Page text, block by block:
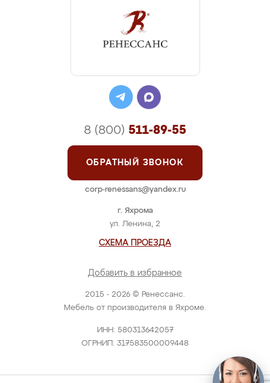
2015 - 2026 © Ренессанс.
Мебель от производителя в Яхроме.
ИНН: 580313642057
ОГРНИП: 317583500009448
г. Яхрома
ул. Ленина, 2
СХЕМА ПРОЕЗДА
Добавить в избранное
8 (800) 511-89-55
ОБРАТНЫЙ ЗВОНОК
corp-renessans@yandex.ru